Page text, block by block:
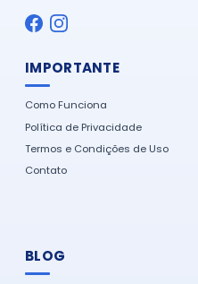
IMPORTANTE
Como Funciona
Política de Privacidade
Termos e Condições de Uso
Contato
BLOG